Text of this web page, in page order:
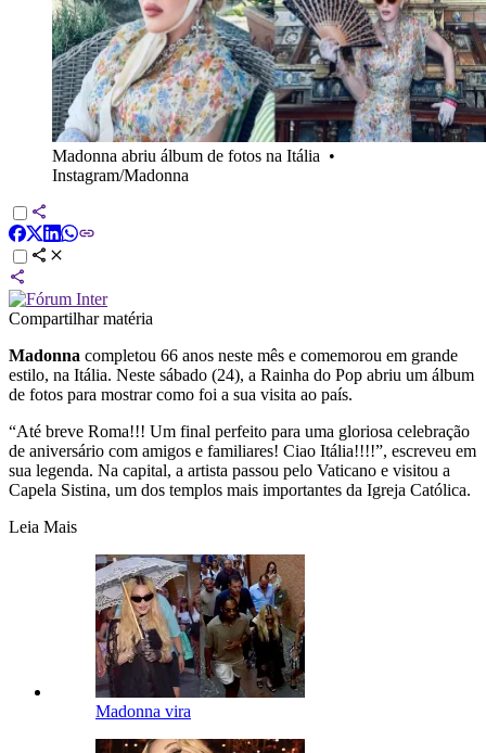
Madonna abriu álbum de fotos na Itália •
Instagram/Madonna
Compartilhar matéria
Madonna completou 66 anos neste mês e comemorou em grande
estilo, na Itália. Neste sábado (24), a Rainha do Pop abriu um álbum
de fotos para mostrar como foi a sua visita ao país.
“Até breve Roma!!! Um final perfeito para uma gloriosa celebração
de aniversário com amigos e familiares! Ciao Itália!!!!”, escreveu em
sua legenda. Na capital, a artista passou pelo Vaticano e visitou a
Capela Sistina, um dos templos mais importantes da Igreja Católica.
Leia Mais
Madonna vira